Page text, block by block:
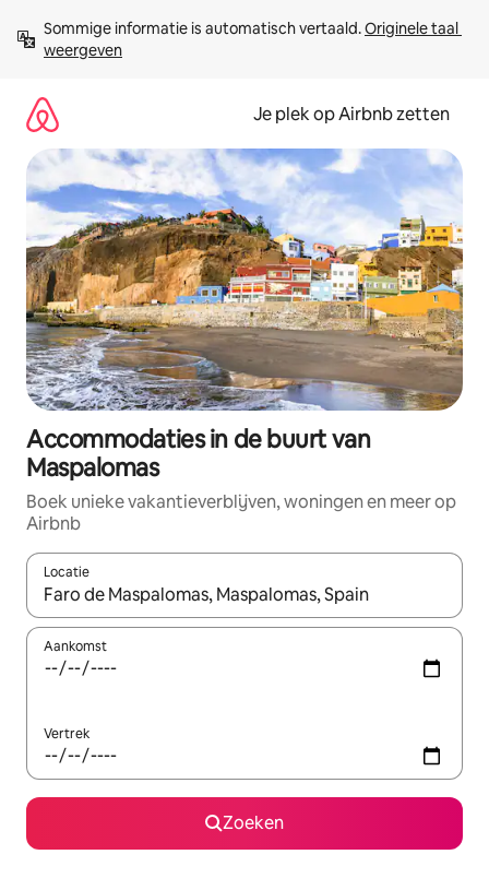
direct
naar
Sommige informatie is automatisch vertaald. Originele taal
weergeven
Je plek op Airbnb zetten
Accommodaties in de buurt van
Maspalomas
Boek unieke vakantieverblijven, woningen en meer op
Airbnb
Locatie
Wanneer er resultaten beschikbaar zijn, maak je een keuze
Aankomst
Vertrek
Zoeken